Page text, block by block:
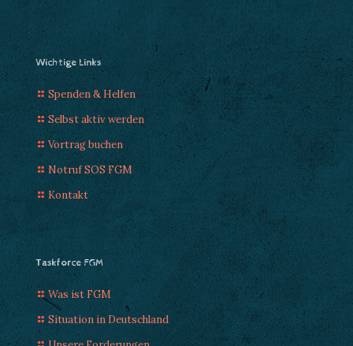
Wichtige Links
Spenden & Helfen
Selbst aktiv werden
Vortrag buchen
Notruf SOS FGM
Kontakt
Taskforce FGM
Was ist FGM
Situation in Deutschland